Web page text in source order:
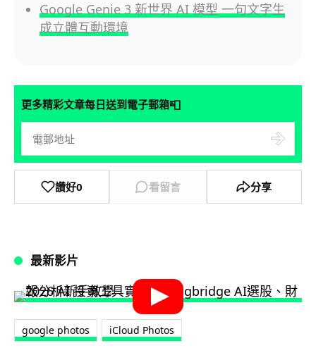
Google Genie 3 新世界 AI 模型 一句文字生
成立體互動環境
更多精彩文章每日送到電子郵箱📮
讚好0 看留言 分享
最新影片
google photos iCloud Photos